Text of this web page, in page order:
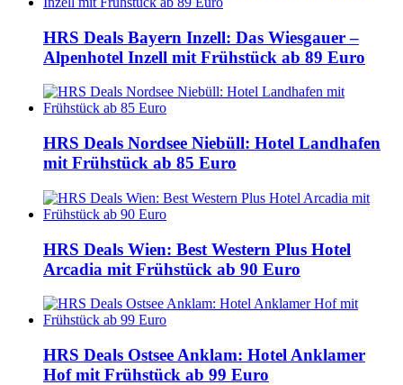
HRS Deals Bayern Inzell: Das Wiesgauer –
Alpenhotel Inzell mit Frühstück ab 89 Euro
HRS Deals Nordsee Niebüll: Hotel Landhafen
mit Frühstück ab 85 Euro
HRS Deals Wien: Best Western Plus Hotel
Arcadia mit Frühstück ab 90 Euro
HRS Deals Ostsee Anklam: Hotel Anklamer
Hof mit Frühstück ab 99 Euro